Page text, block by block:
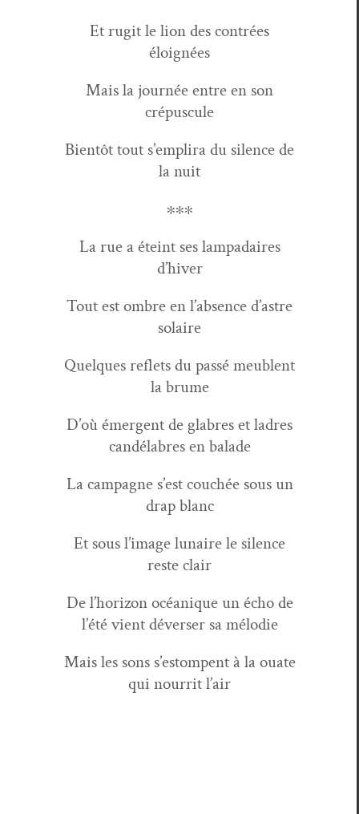
Et rugit le lion des con­trées
éloignées
Mais la journée entre en son
crépuscule
Bien­tôt tout s’emplira du silence de
la nuit
∗∗∗
La rue a éteint ses lam­padaires
d’hiver
Tout est ombre en l’absence d’astre
solaire
Quelques reflets du passé meublent
la brume
D’où émer­gent de glabres et ladres
can­délabres en balade
La cam­pagne s’est couchée sous un
drap blanc
Et sous l’image lunaire le silence
reste clair
De l’horizon océanique un écho de
l’été vient dévers­er sa mélodie
Mais les sons s’estompent à la ouate
qui nour­rit l’air